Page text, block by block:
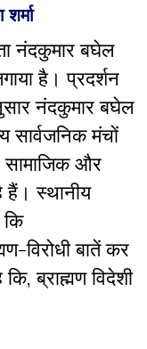
नंदकुमार बघेल
है। प्रदर्शन
नंदकुमार बघेल
मंचाें
सामाजिक और
हैं। स्थानीय
कि
विरोधी बातें कर
ब्राह्मण विदेशी